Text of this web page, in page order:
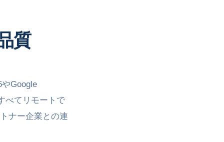
質
Google
べてリモートで
ナー企業との連